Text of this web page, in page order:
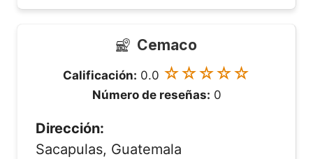
Cemaco
Calificación: 0.0 ☆☆☆☆☆
Número de reseñas: 0
Dirección:
Sacapulas, Guatemala